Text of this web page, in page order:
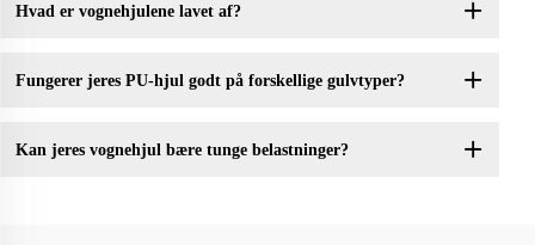
Hvad er vognehjulene lavet af?
Fungerer jeres PU-hjul godt på forskellige gulvtyper?
Kan jeres vognehjul bære tunge belastninger?